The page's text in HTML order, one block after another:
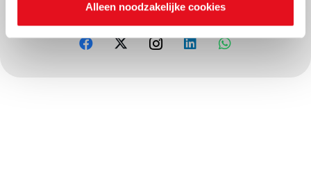
Alleen noodzakelijke cookies
Deel dit project op sociale media: